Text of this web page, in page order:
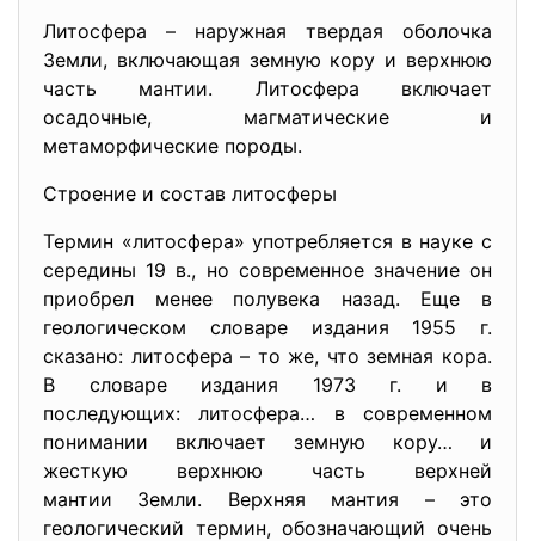
Литосфера – наружная твердая оболочка
Земли, включающая земную кору и верхнюю
часть мантии. Литосфера включает
осадочные, магматические и
метаморфические породы.
Строение и состав литосферы
Термин «литосфера» употребляется в науке с
середины 19 в., но современное значение он
приобрел менее полувека назад. Еще в
геологическом словаре издания 1955 г.
сказано: литосфера – то же, что земная кора.
В словаре издания 1973 г. и в
последующих: литосфера… в современном
понимании включает земную кору… и
жесткую верхнюю часть верхней
мантии Земли. Верхняя мантия – это
геологический термин, обозначающий очень